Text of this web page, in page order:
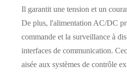
Il garantit une tension et un
De plus, l'alimentation AC/DC
commande et la surveillance à
interfaces de communication.
aisée aux systèmes de contrôle